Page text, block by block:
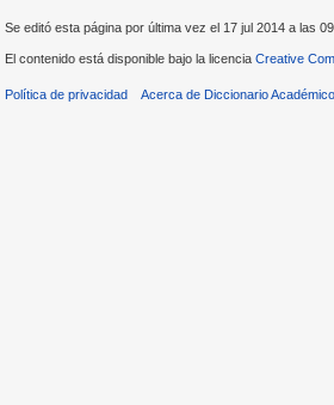
Se editó esta página por última vez el 17 jul 2014 a las
El contenido está disponible bajo la licencia Creative
Política de privacidad Acerca de Diccionario